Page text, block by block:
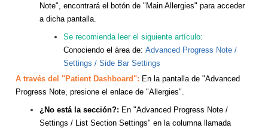
Note", encontrará el botón de "Main Allergies" para acceder
a dicha pantalla.
Se recomienda leer el siguiente artículo:
Conociendo el área de: Advanced Progress Note /
Settings / Side Bar Settings
A través del "Patient Dashboard": En la pantalla de "Advanced
Progress Note, presione el enlace de "Allergies".
¿No está la sección?: En "Advanced Progress Note /
Settings / List Section Settings" en la columna llamada